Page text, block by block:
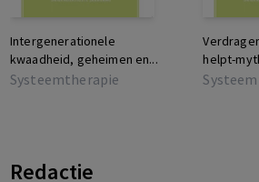
Redactie
Intergenerationele
kwaadheid, geheimen en...
Systeemtherapie
helpt-